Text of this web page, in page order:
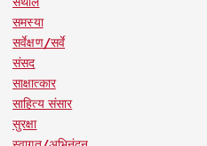
समस्या
सर्वेक्षण/सर्वे
संसद
साक्षात्कार
साहित्य संसार
सुरक्षा